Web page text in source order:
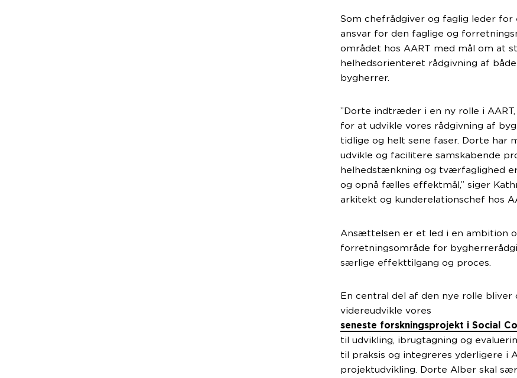
Som chefrådgiver og faglig leder
ansvar for den faglige og
området hos AART med mål om at
helhedsorienteret rådgivning af
bygherrer.
”Dorte indtræder i en ny rolle i
for at udvikle vores rådgivning af
tidlige og helt sene faser. Dorte har
udvikle og facilitere samskabende
helhedstænkning og tværfaglighed
og opnå fælles effektmål,” siger
arkitekt og kunderelationschef hos
Ansættelsen er et led i en ambition
forretningsområde for
særlige effekttilgang og proces.
En central del af den nye rolle bliver
videreudvikle vores
seneste forskningsprojekt i Social
til udvikling, ibrugtagning og
til praksis og integreres yderligere i
projektudvikling. Dorte Alber skal